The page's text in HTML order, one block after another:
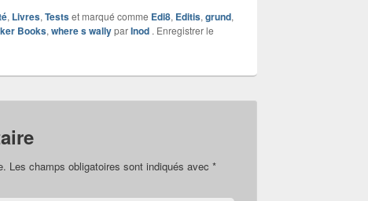
, Livres, Testset marqué comme Edi8, Editis, grund,
Books, where s wallyparInod . Enregistrer le
Les champs obligatoires sont indiqués avec *